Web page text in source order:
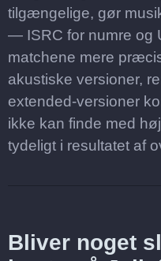
tilgængelige, gør
— ISRC for numre og
matchene mere
akustiske versioner,
extended-versioner
ikke kan finde med
tydeligt i resultatet af
Bliver noget